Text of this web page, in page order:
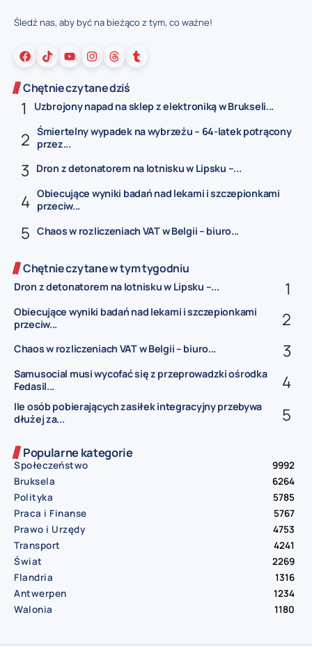
Śledź nas, aby być na bieżąco z tym, co ważne!
Chętnie czytane dziś
Uzbrojony napad na sklep z elektroniką w Brukseli...
Śmiertelny wypadek na wybrzeżu – 64-latek potrącony
przez...
Dron z detonatorem na lotnisku w Lipsku –...
Obiecujące wyniki badań nad lekami i szczepionkami
przeciw...
Chaos w rozliczeniach VAT w Belgii – biuro...
Chętnie czytane w tym tygodniu
Dron z detonatorem na lotnisku w Lipsku –...
Obiecujące wyniki badań nad lekami i szczepionkami
przeciw...
Chaos w rozliczeniach VAT w Belgii – biuro...
Samusocial musi wycofać się z przeprowadzki ośrodka
Fedasil...
Ile osób pobierających zasiłek integracyjny przebywa
dłużej za...
Popularne kategorie
Społeczeństwo
9992
Bruksela
6264
Polityka
5785
Praca i Finanse
5767
Prawo i Urzędy
4753
Transport
4241
Świat
2269
Flandria
1316
Antwerpen
1234
Walonia
1180